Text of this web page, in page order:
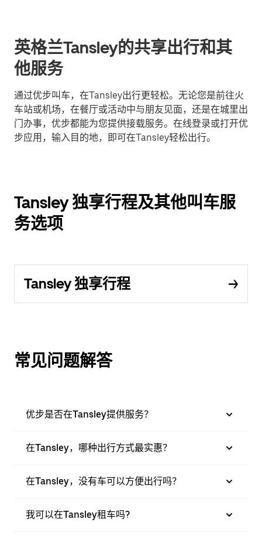
英格兰Tansley的共享出行和其
他服务
通过优步叫车，在Tansley出行更轻松。无论您是前往火
车站或机场，在餐厅或活动中与朋友见面，还是在城里出
门办事，优步都能为您提供接载服务。在线登录或打开优
步应用，输入目的地，即可在Tansley轻松出行。
Tansley 独享行程及其他叫车服
务选项
Tansley 独享行程
常见问题解答
优步是否在Tansley提供服务？
在Tansley，哪种出行方式最实惠？
在Tansley，没有车可以方便出行吗？
我可以在Tansley租车吗?